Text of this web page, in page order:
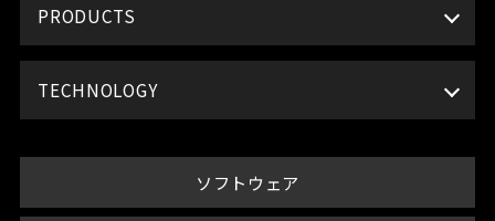
PRODUCTS
TECHNOLOGY
ソフトウェア